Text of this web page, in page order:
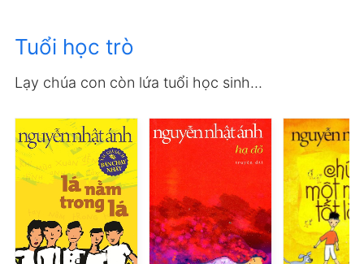
Tuổi học trò
Lạy chúa con còn lứa tuổi học sinh...